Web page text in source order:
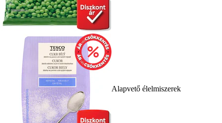
Alapvető élelmiszerek